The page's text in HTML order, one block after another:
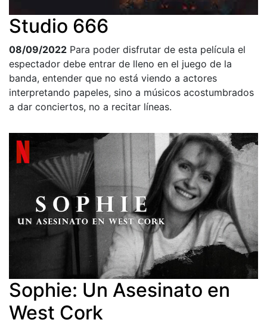
Studio 666
08/09/2022 Para poder disfrutar de esta película el
espectador debe entrar de lleno en el juego de la
banda, entender que no está viendo a actores
interpretando papeles, sino a músicos acostumbrados
a dar conciertos, no a recitar líneas.
Sophie: Un Asesinato en
West Cork